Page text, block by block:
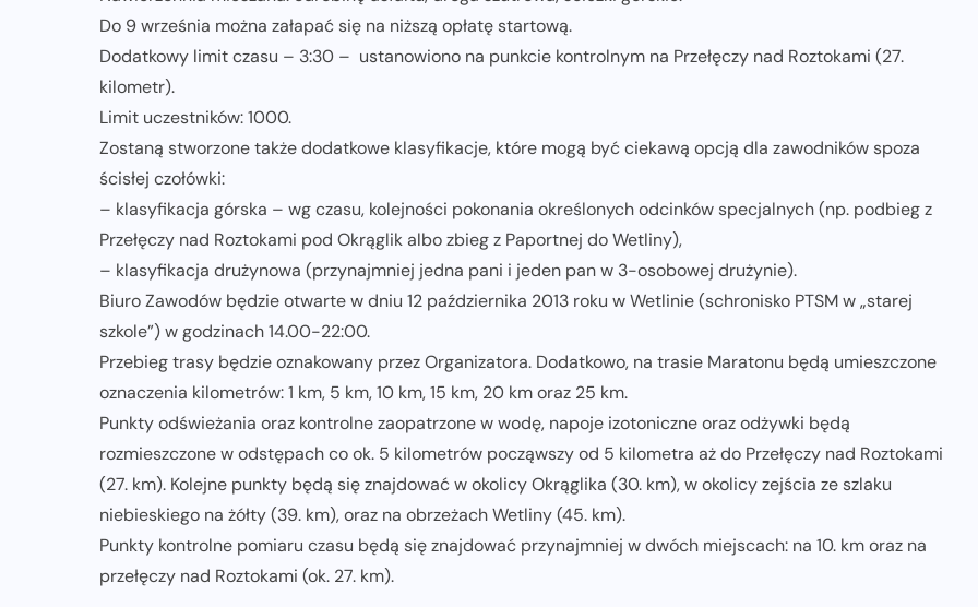
Do 9 września można załapać się na niższą opłatę startową.
Dodatkowy limit czasu – 3:30 – ustanowiono na punkcie kontrolnym na Przełęczy nad Roztokami (27.
kilometr).
Limit uczestników: 1000.
Zostaną stworzone także dodatkowe klasyfikacje, które mogą być ciekawą opcją dla zawodników spoza
ścisłej czołówki:
– klasyfikacja górska – wg czasu, kolejności pokonania określonych odcinków specjalnych (np. podbieg z
Przełęczy nad Roztokami pod Okrąglik albo zbieg z Paportnej do Wetliny),
– klasyfikacja drużynowa (przynajmniej jedna pani i jeden pan w 3-osobowej drużynie).
Biuro Zawodów będzie otwarte w dniu 12 października 2013 roku w Wetlinie (schronisko PTSM w „starej
szkole”) w godzinach 14.00-22:00.
Przebieg trasy będzie oznakowany przez Organizatora. Dodatkowo, na trasie Maratonu będą umieszczone
oznaczenia kilometrów: 1 km, 5 km, 10 km, 15 km, 20 km oraz 25 km.
Punkty odświeżania oraz kontrolne zaopatrzone w wodę, napoje izotoniczne oraz odżywki będą
rozmieszczone w odstępach co ok. 5 kilometrów począwszy od 5 kilometra aż do Przełęczy nad Roztokami
(27. km). Kolejne punkty będą się znajdować w okolicy Okrąglika (30. km), w okolicy zejścia ze szlaku
niebieskiego na żółty (39. km), oraz na obrzeżach Wetliny (45. km).
Punkty kontrolne pomiaru czasu będą się znajdować przynajmniej w dwóch miejscach: na 10. km oraz na
przełęczy nad Roztokami (ok. 27. km).